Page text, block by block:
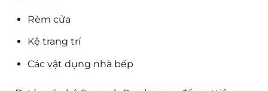
Rèm cửa
Kệ trang trí
Các vật dụng nhà bếp